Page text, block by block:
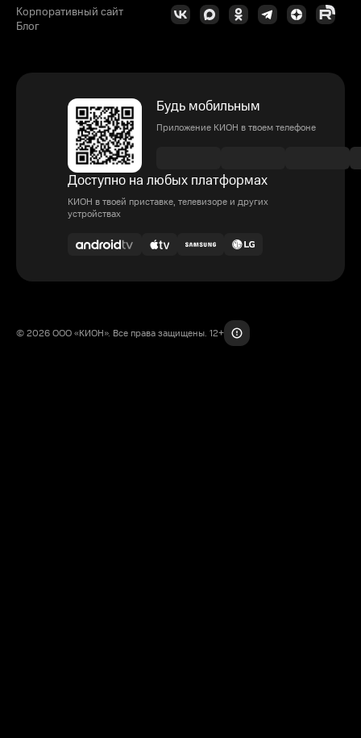
Корпоративный сайт
Блог
Будь мобильным
Приложение КИОН в твоем телефоне
Доступно на любых платформах
КИОН в твоей приставке, телевизоре и других
устройствах
© 2026 ООО «КИОН». Все права защищены. 12+